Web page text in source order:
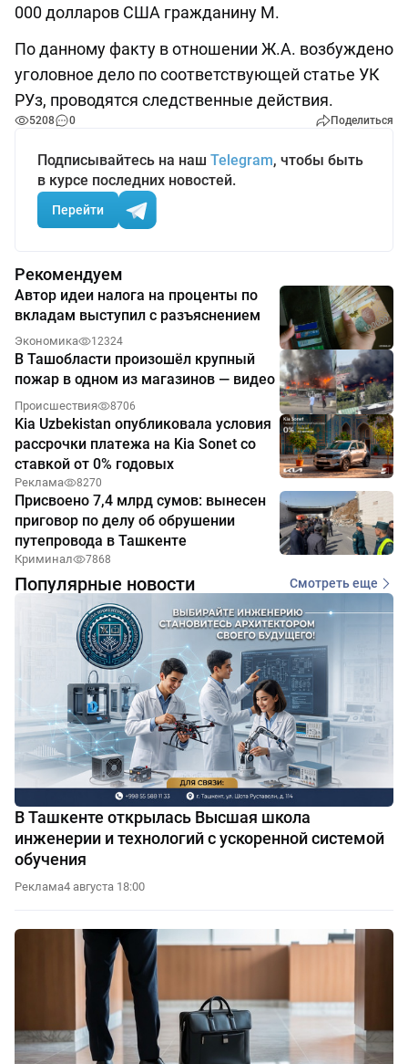
000 долларов США гражданину М.
По данному факту в отношении Ж.А. возбуждено
уголовное дело по соответствующей статье УК
РУз, проводятся следственные действия.
5208 0 Поделиться
Подписывайтесь на наш Telegram, чтобы быть
в курсе последних новостей.
Перейти
Рекомендуем
Автор идеи налога на проценты по
вкладам выступил с разъяснением
Экономика 12324
В Ташобласти произошёл крупный
пожар в одном из магазинов — видео
Происшествия 8706
Kia Uzbekistan опубликовала условия
рассрочки платежа на Kia Sonet со
ставкой от 0% годовых
Реклама 8270
Присвоено 7,4 млрд сумов: вынесен
приговор по делу об обрушении
путепровода в Ташкенте
Криминал 7868
Популярные новости Смотреть еще
В Ташкенте открылась Высшая школа
инженерии и технологий с ускоренной системой
обучения
Реклама4 августа 18:00